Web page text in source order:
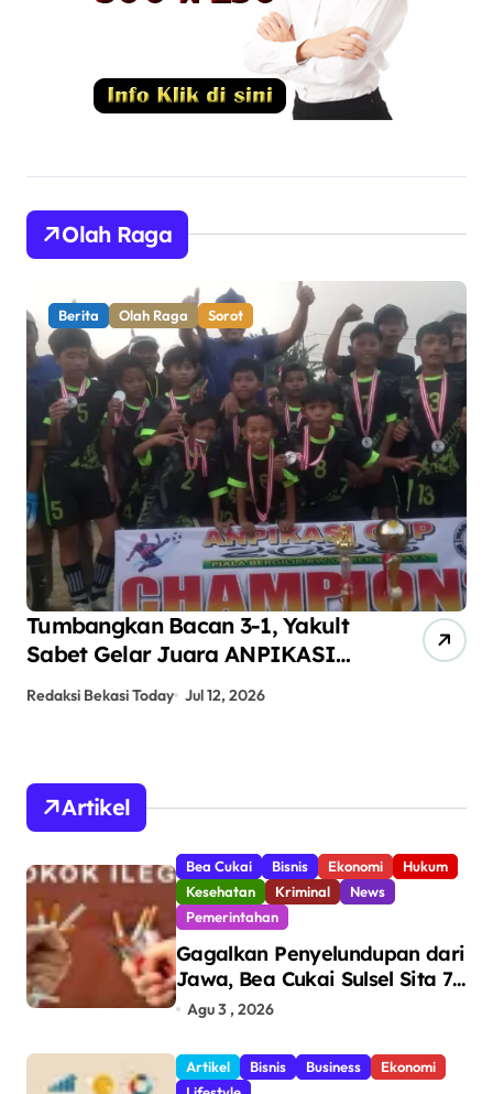
Olah Raga
Berita Olah Raga Sorot
Tumbangkan Bacan 3-1, Yakult
Sabet Gelar Juara ANPIKASI
Redaksi Bekasi Today Jul 12, 2026
Artikel
Bea Cukai Bisnis Ekonomi
Hukum
Kesehatan
Kriminal
News
Pemerintahan
Gagalkan Penyelundupan dari
Jawa, Bea Cukai Sulsel Sita 7,8
Juta Batang Rokok Ilegal
Makassar
Agu 3 , 2026
Artikel Bisnis Business
Ekonomi